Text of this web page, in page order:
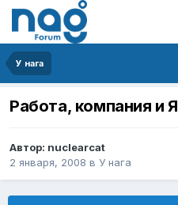
У нага
Работа, компания и Я
Автор: nuclearcat
2 января, 2008 в У нага